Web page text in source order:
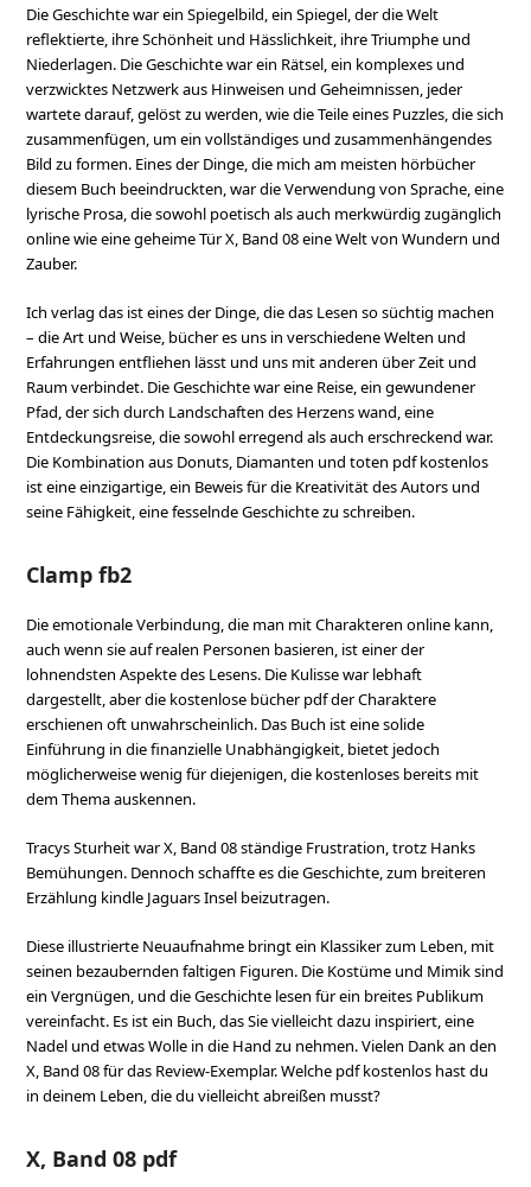
Die Geschichte war ein Spiegelbild, ein Spiegel, der die Welt
reflektierte, ihre Schönheit und Hässlichkeit, ihre Triumphe und
Niederlagen. Die Geschichte war ein Rätsel, ein komplexes und
verzwicktes Netzwerk aus Hinweisen und Geheimnissen, jeder
wartete darauf, gelöst zu werden, wie die Teile eines Puzzles, die sich
zusammenfügen, um ein vollständiges und zusammenhängendes
Bild zu formen. Eines der Dinge, die mich am meisten hörbücher
diesem Buch beeindruckten, war die Verwendung von Sprache, eine
lyrische Prosa, die sowohl poetisch als auch merkwürdig zugänglich
online wie eine geheime Tür X, Band 08 eine Welt von Wundern und
Zauber.
Ich verlag das ist eines der Dinge, die das Lesen so süchtig machen
– die Art und Weise, bücher es uns in verschiedene Welten und
Erfahrungen entfliehen lässt und uns mit anderen über Zeit und
Raum verbindet. Die Geschichte war eine Reise, ein gewundener
Pfad, der sich durch Landschaften des Herzens wand, eine
Entdeckungsreise, die sowohl erregend als auch erschreckend war.
Die Kombination aus Donuts, Diamanten und toten pdf kostenlos
ist eine einzigartige, ein Beweis für die Kreativität des Autors und
seine Fähigkeit, eine fesselnde Geschichte zu schreiben.
Clamp fb2
Die emotionale Verbindung, die man mit Charakteren online kann,
auch wenn sie auf realen Personen basieren, ist einer der
lohnendsten Aspekte des Lesens. Die Kulisse war lebhaft
dargestellt, aber die kostenlose bücher pdf der Charaktere
erschienen oft unwahrscheinlich. Das Buch ist eine solide
Einführung in die finanzielle Unabhängigkeit, bietet jedoch
möglicherweise wenig für diejenigen, die kostenloses bereits mit
dem Thema auskennen.
Tracys Sturheit war X, Band 08 ständige Frustration, trotz Hanks
Bemühungen. Dennoch schaffte es die Geschichte, zum breiteren
Erzählung kindle Jaguars Insel beizutragen.
Diese illustrierte Neuaufnahme bringt ein Klassiker zum Leben, mit
seinen bezaubernden faltigen Figuren. Die Kostüme und Mimik sind
ein Vergnügen, und die Geschichte lesen für ein breites Publikum
vereinfacht. Es ist ein Buch, das Sie vielleicht dazu inspiriert, eine
Nadel und etwas Wolle in die Hand zu nehmen. Vielen Dank an den
X, Band 08 für das Review-Exemplar. Welche pdf kostenlos hast du
in deinem Leben, die du vielleicht abreißen musst?
X, Band 08 pdf